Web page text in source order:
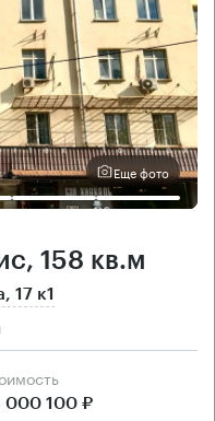
Еще фото
158 кв.м
17 к1
000 100 ₽